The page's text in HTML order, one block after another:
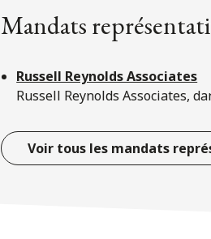
Mandats
Russell Reynolds Associates
Russell Reynolds Associates,
Voir tous les mandats